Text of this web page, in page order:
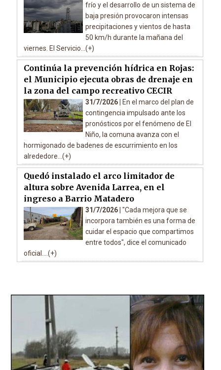
frío y el desarrollo de un sistema de
baja presión provocaron intensas
precipitaciones y vientos de hasta
50 km/h durante la mañana del
viernes. El Servicio...(+)
Continúa la prevención hídrica en Rojas:
el Municipio ejecuta obras de drenaje en
la zona del campo recreativo CECIR
31/7/2026 |
En el marco del plan de
contingencia impulsado ante los
pronósticos por el fenómeno de El
Niño, la comuna avanza con el
hormigonado de badenes de escurrimiento en los
alrededore...(+)
Quedó instalado el arco limitador de
altura sobre Avenida Larrea, en el
ingreso a Barrio Matadero
31/7/2026 | "Cada mejora que se
incorpora también es una forma de
cuidar el espacio que compartimos
entre todos", dice el comunicado
oficial....(+)